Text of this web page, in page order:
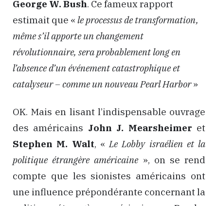
George W. Bush. Ce fameux rapport
estimait que « le processus de transformation,
même s’il apporte un changement
révolutionnaire, sera probablement long en
l’absence d’un événement catastrophique et
catalyseur – comme un nouveau Pearl Harbor»
OK. Mais en lisant l’indispensable ouvrage
des américains John J. Mearsheimer et
Stephen M. Walt, «Le Lobby israélien et la
politique étrangère américaine », on se rend
compte que les sionistes américains ont
une influence prépondérante concernant la